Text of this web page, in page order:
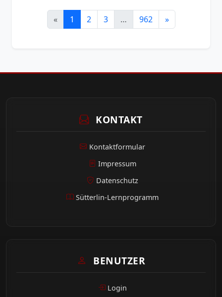
« 1 2 3 … 962 »
KONTAKT
Kontaktformular
Impressum
Datenschutz
Sütterlin-Lernprogramm
BENUTZER
Login